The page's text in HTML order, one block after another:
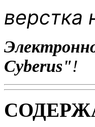
верстка
Cyberus"!